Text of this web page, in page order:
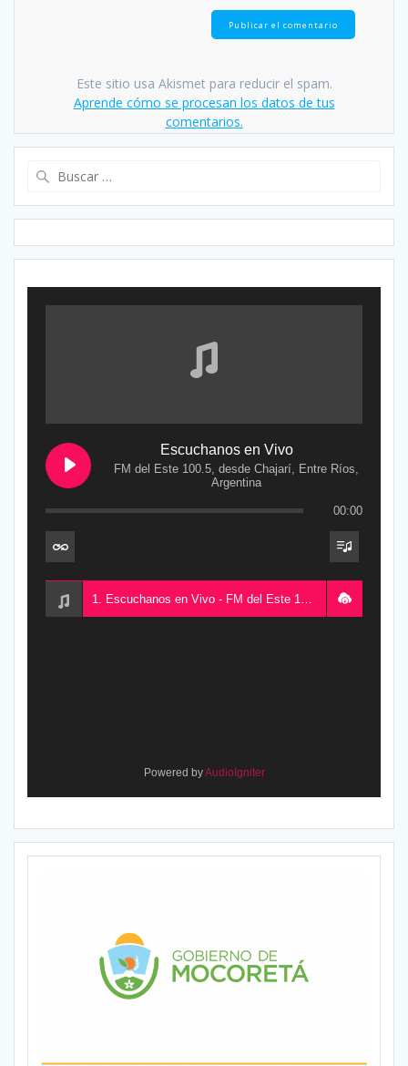
Este sitio usa Akismet para reducir el spam.
Aprende cómo se procesan los datos de tus
comentarios.
Escuchanos en Vivo
FM del Este 100.5, desde Chajarí, Entre Ríos,
Argentina
00:00
Powered byAudioIgniter